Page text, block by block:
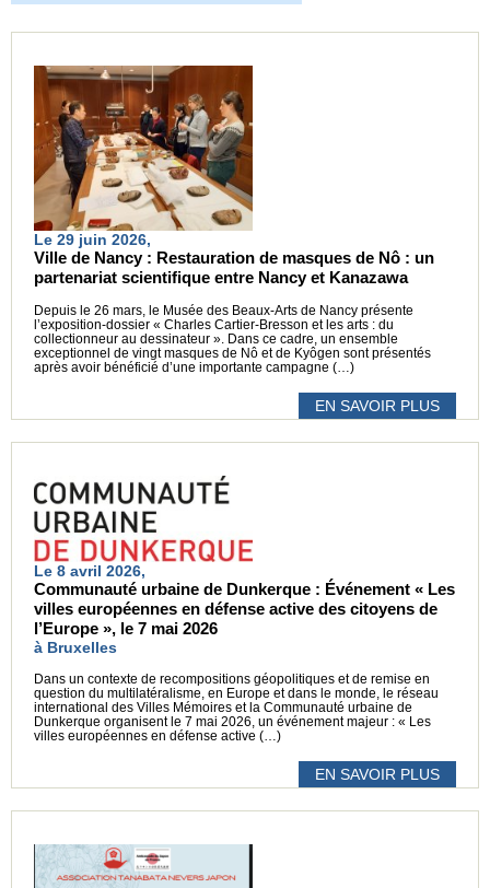
Le 29 juin 2026,
Ville de Nancy : Restauration de masques de Nô : un
partenariat scientifique entre Nancy et Kanazawa
Depuis le 26 mars, le Musée des Beaux-Arts de Nancy présente
l’exposition-dossier « Charles Cartier-Bresson et les arts : du
collectionneur au dessinateur ». Dans ce cadre, un ensemble
exceptionnel de vingt masques de Nô et de Kyôgen sont présentés
après avoir bénéficié d’une importante campagne (…)
EN SAVOIR PLUS
Le 8 avril 2026,
Communauté urbaine de Dunkerque : Événement « Les
villes européennes en défense active des citoyens de
l’Europe », le 7 mai 2026
à Bruxelles
Dans un contexte de recompositions géopolitiques et de remise en
question du multilatéralisme, en Europe et dans le monde, le réseau
international des Villes Mémoires et la Communauté urbaine de
Dunkerque organisent le 7 mai 2026, un événement majeur : « Les
villes européennes en défense active (…)
EN SAVOIR PLUS